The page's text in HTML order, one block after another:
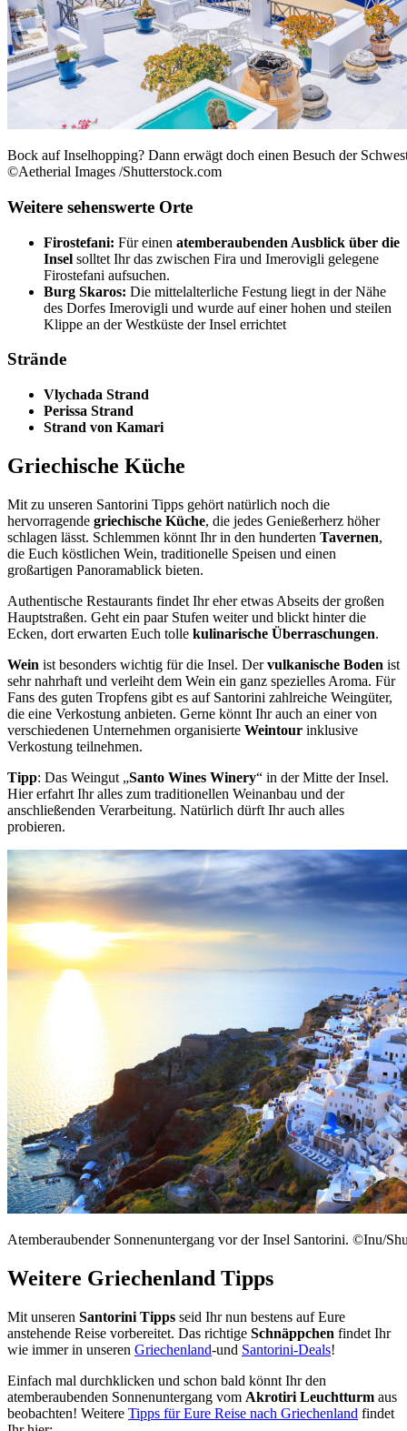
Bock auf Inselhopping? Dann erwägt doch einen Besuch der
©Aetherial Images /Shutterstock.com
Weitere sehenswerte Orte
Firostefani: Für einen atemberaubenden Ausblick über die
Insel solltet Ihr das zwischen Fira und Imerovigli gelegene
Firostefani aufsuchen.
Burg Skaros: Die mittelalterliche Festung liegt in der Nähe
des Dorfes Imerovigli und wurde auf einer hohen und steilen
Klippe an der Westküste der Insel errichtet
Strände
Vlychada Strand
Perissa Strand
Strand von Kamari
Griechische Küche
Mit zu unseren Santorini Tipps gehört natürlich noch die
hervorragende griechische Küche, die jedes Genießerherz höher
schlagen lässt. Schlemmen könnt Ihr in den hunderten Tavernen,
die Euch köstlichen Wein, traditionelle Speisen und einen
großartigen Panoramablick bieten.
Authentische Restaurants findet Ihr eher etwas Abseits der großen
Hauptstraßen. Geht ein paar Stufen weiter und blickt hinter die
Ecken, dort erwarten Euch tolle kulinarische Überraschungen.
Wein ist besonders wichtig für die Insel. Dervulkanische Boden ist
sehr nahrhaft und verleiht dem Wein ein ganz spezielles Aroma. Für
Fans des guten Tropfens gibt es auf Santorini zahlreiche Weingüter,
die eine Verkostung anbieten. Gerne könnt Ihr auch an einer von
verschiedenen Unternehmen organisierte Weintour inklusive
Verkostung teilnehmen.
Tipp: Das Weingut „Santo Wines Winery“ in der Mitte der Insel.
Hier erfahrt Ihr alles zum traditionellen Weinanbau und der
anschließenden Verarbeitung. Natürlich dürft Ihr auch alles
probieren.
Atemberaubender Sonnenuntergang vor der Insel Santorini. ©Inu/
Weitere Griechenland Tipps
Mit unseren Santorini Tipps seid Ihr nun bestens auf Eure
anstehende Reise vorbereitet. Das richtige Schnäppchen findet Ihr
wie immer in unseren Griechenland-und Santorini-Deals!
Einfach mal durchklicken und schon bald könnt Ihr den
atemberaubenden Sonnenuntergang vom Akrotiri Leuchtturm aus
beobachten! Weitere Tipps für Eure Reise nach Griechenland findet